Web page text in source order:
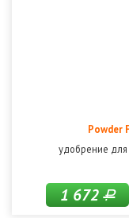
Powder
удобрение для
1 672Р